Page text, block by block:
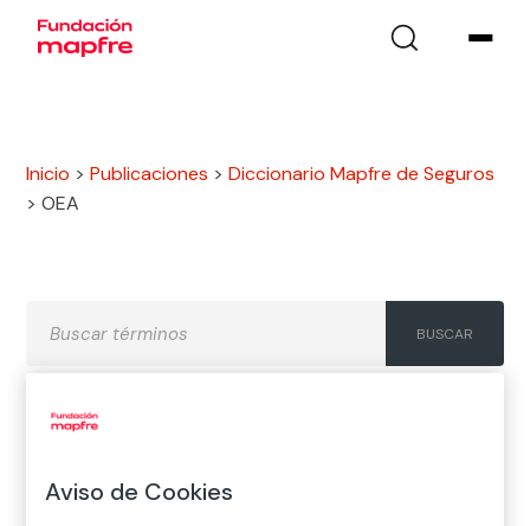
Inicio >Publicaciones >Diccionario Mapfre de Seguros
>OEA
H
J K
Aviso de Cookies